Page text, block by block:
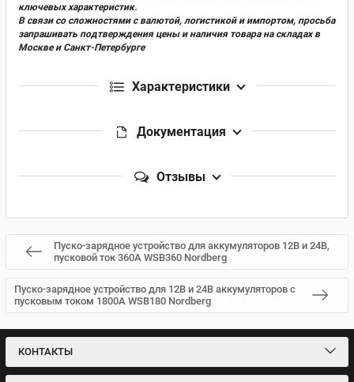
ключевых характеристик.
В связи со сложностями с валютой, логистикой и импортом, просьба
запрашивать подтверждения цены и наличия товара на складах в
Москве и Санкт-Петербурге
Характеристики
Документация
Отзывы
Пуско-зарядное устройство для аккумуляторов 12В и 24В,
пусковой ток 360А WSB360 Nordberg
Пуско-зарядное устройство для 12В и 24В аккумуляторов с
пусковым током 1800А WSB180 Nordberg
КОНТАКТЫ